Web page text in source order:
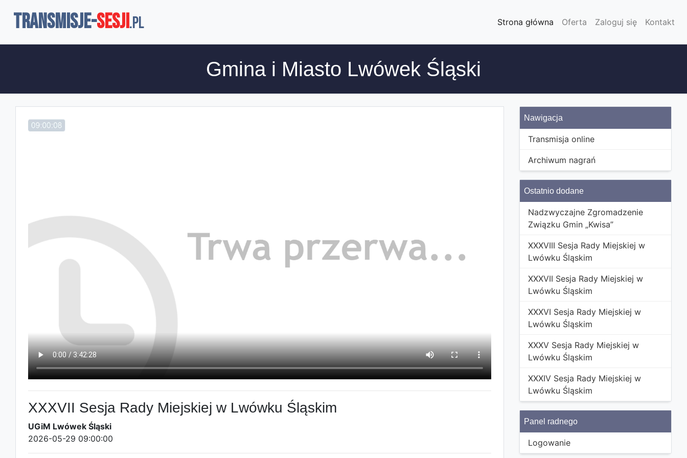
TRANSMISJE-SESJI.pl Strona główna Oferta Zaloguj się Kontakt
Gmina i Miasto Lwówek Śląski
XXXVII Sesja Rady Miejskiej w Lwówku Śląskim
UGiM Lwówek Śląski
2026-05-29 09:00:00
Nawigacja
Transmisja online
Archiwum nagrań
Ostatnio dodane
Nadzwyczajne Zgromadzenie
Związku Gmin „Kwisa”
XXXVIII Sesja Rady Miejskiej w
Lwówku Śląskim
XXXVII Sesja Rady Miejskiej w
Lwówku Śląskim
XXXVI Sesja Rady Miejskiej w
Lwówku Śląskim
XXXV Sesja Rady Miejskiej w
Lwówku Śląskim
XXXIV Sesja Rady Miejskiej w
Lwówku Śląskim
Panel radnego
Logowanie